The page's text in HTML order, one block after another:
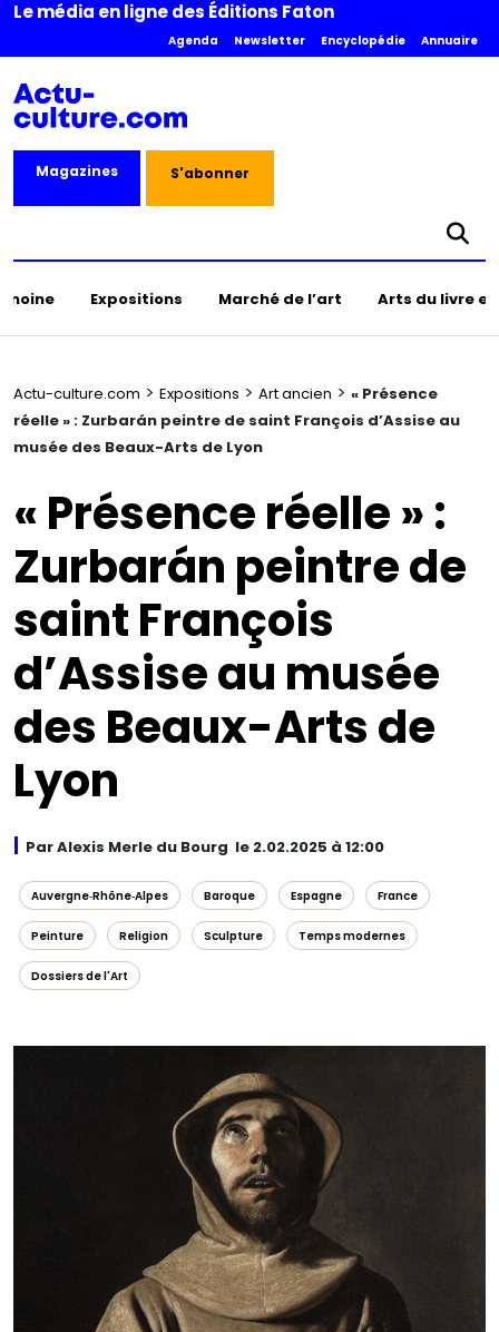
Le média en ligne des Éditions Faton
Agenda Newsletter Encyclopédie Annuaire
Magazines S'abonner
Expositions Marché de l’art Arts du livre
Actu-culture.com > Expositions > Art ancien > « Présence
réelle » : Zurbarán peintre de saint François d’Assise au
musée des Beaux-Arts de Lyon
« Présence réelle » :
Zurbarán peintre de
saint François
d’Assise au musée
des Beaux-Arts de
Lyon
Par Alexis Merle du Bourg le 2.02.2025 à 12:00
Auvergne‑Rhône‑Alpes Baroque Espagne France
Peinture Religion Sculpture Temps modernes
Dossiers de l'Art